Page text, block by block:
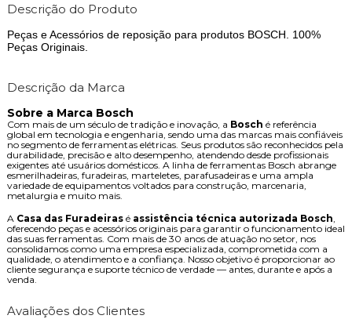
Descrição do Produto
Peças e Acessórios de reposição para produtos BOSCH. 100%
Peças Originais.
Descrição da Marca
Sobre a Marca Bosch
Com mais de um século de tradição e inovação, a Bosch é referência
global em tecnologia e engenharia, sendo uma das marcas mais confiáveis
no segmento de ferramentas elétricas. Seus produtos são reconhecidos pela
durabilidade, precisão e alto desempenho, atendendo desde profissionais
exigentes até usuários domésticos. A linha de ferramentas Bosch abrange
esmerilhadeiras, furadeiras, marteletes, parafusadeiras e uma ampla
variedade de equipamentos voltados para construção, marcenaria,
metalurgia e muito mais.
A Casa das Furadeirasé assistência técnica autorizada Bosch
oferecendo peças e acessórios originais para garantir o funcionamento ideal
das suas ferramentas. Com mais de 30 anos de atuação no setor, nos
consolidamos como uma empresa especializada, comprometida com a
qualidade, o atendimento e a confiança. Nosso objetivo é proporcionar ao
cliente segurança e suporte técnico de verdade — antes, durante e após a
venda.
Avaliações dos Clientes